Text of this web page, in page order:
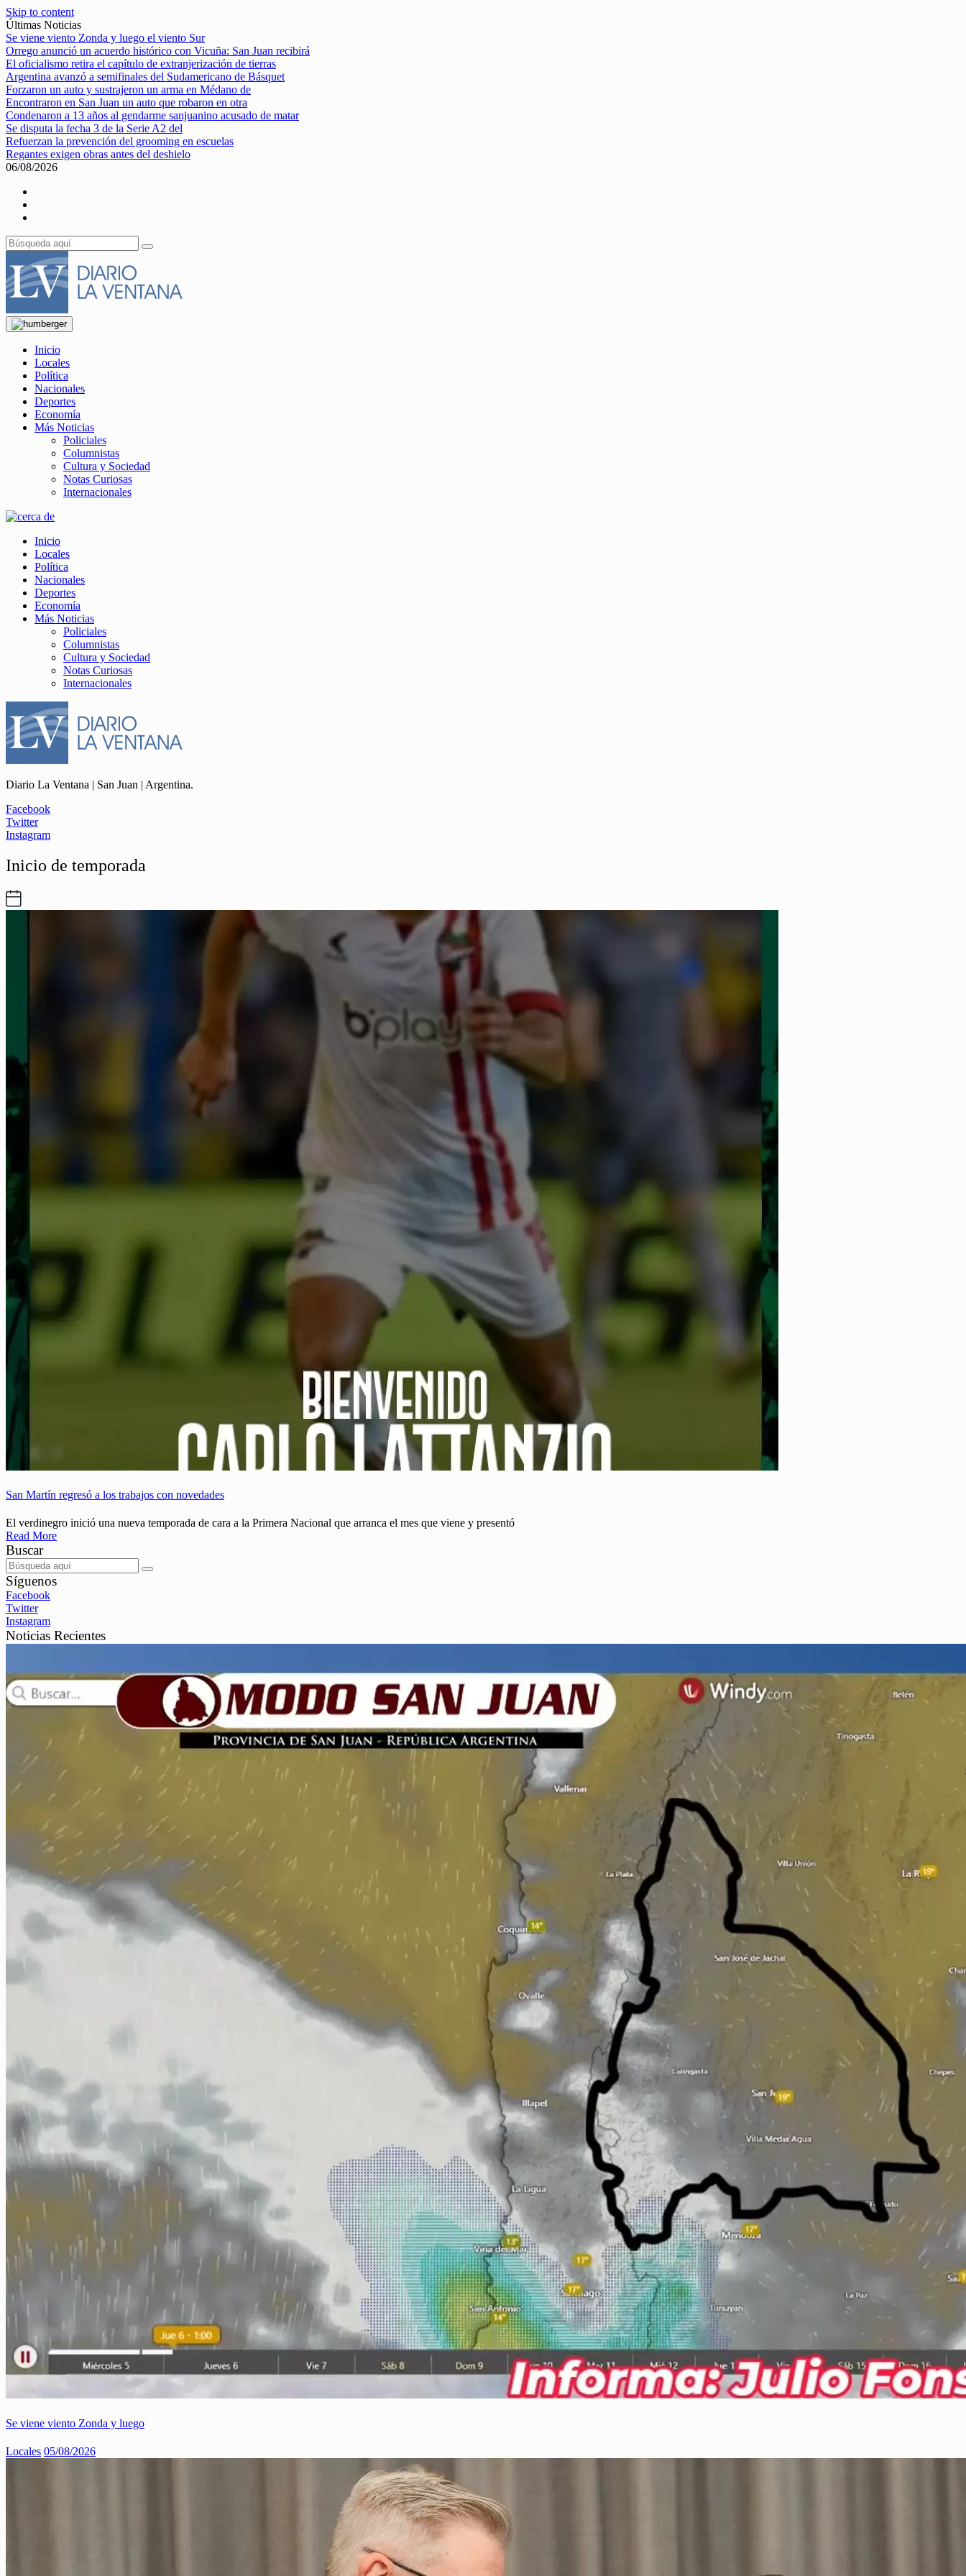
Skip to content
Últimas Noticias
Se viene viento Zonda y luego el viento Sur
Orrego anunció un acuerdo histórico con Vicuña: San Juan recibirá
El oficialismo retira el capítulo de extranjerización de tierras
Argentina avanzó a semifinales del Sudamericano de Básquet
Forzaron un auto y sustrajeron un arma en Médano de
Encontraron en San Juan un auto que robaron en otra
Condenaron a 13 años al gendarme sanjuanino acusado de matar
Se disputa la fecha 3 de la Serie A2 del
Refuerzan la prevención del grooming en escuelas
Regantes exigen obras antes del deshielo
06/08/2026
Inicio
Locales
Política
Nacionales
Deportes
Economía
Más Noticias
Policiales
Columnistas
Cultura y Sociedad
Notas Curiosas
Internacionales
Inicio
Locales
Política
Nacionales
Deportes
Economía
Más Noticias
Policiales
Columnistas
Cultura y Sociedad
Notas Curiosas
Internacionales
Diario La Ventana | San Juan | Argentina.
Facebook
Twitter
Instagram
Inicio de temporada
San Martín regresó a los trabajos con novedades
El verdinegro inició una nueva temporada de cara a la Primera Nacional que arranca el mes que viene y presentó
Read More
Buscar
Síguenos
Facebook
Twitter
Instagram
Noticias Recientes
Se viene viento Zonda y luego
Locales 05/08/2026